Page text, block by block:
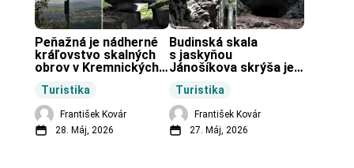
Turistika
Peňažná je nádherné
kráľovstvo skalných
obrov v Kremnických
František Kovár
28. Máj, 2026
Turistika
Budinská skala
s jaskyňou
Jánošíkova skrýša je
obci Budiná.
František Kovár
27. Máj, 2026